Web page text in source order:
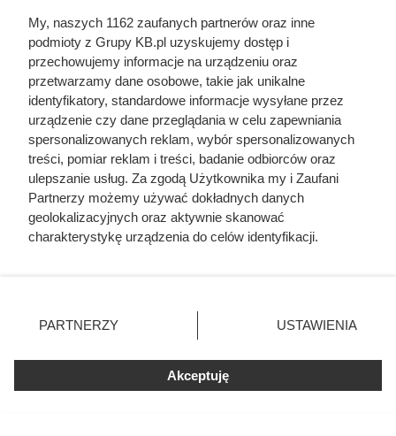
Czytaj także:
Córki Młynarskiego przerwały milczenie. „Żyliśmy
sypialni 30 stopni. Fachowiec od razu wskazał
Odarci ze skóry, rozcięci piłą i przybici do krzyża
My, naszych 1162 zaufanych partnerów oraz inne
podmioty z Grupy KB.pl uzyskujemy dostęp i
przechowujemy informacje na urządzeniu oraz
przetwarzamy dane osobowe, takie jak unikalne
identyfikatory, standardowe informacje wysyłane przez
urządzenie czy dane przeglądania w celu zapewniania
spersonalizowanych reklam, wybór spersonalizowanych
treści, pomiar reklam i treści, badanie odbiorców oraz
ulepszanie usług. Za zgodą Użytkownika my i Zaufani
Partnerzy możemy używać dokładnych danych
geolokalizacyjnych oraz aktywnie skanować
charakterystykę urządzenia do celów identyfikacji.
zmienić/wycofać klikając przycisk ustawień prywatności
znajdujący się w lewym dolnym rogu strony. Niektóre
użytkownika, ale masz prawo sprzeciwić się takiemu
przetwarzaniu. Preferencje będą miały zastosowania tylko
PARTNERZY USTAWIENIA
Akceptuję